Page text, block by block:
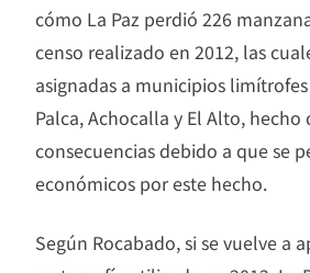
cómo La Paz perdió 226
censo realizado en 2012, las
asignadas a municipios
Palca, Achocalla y El Alto, hecho
consecuencias debido a que se
económicos por este hecho.
Según Rocabado, si se vuelve a